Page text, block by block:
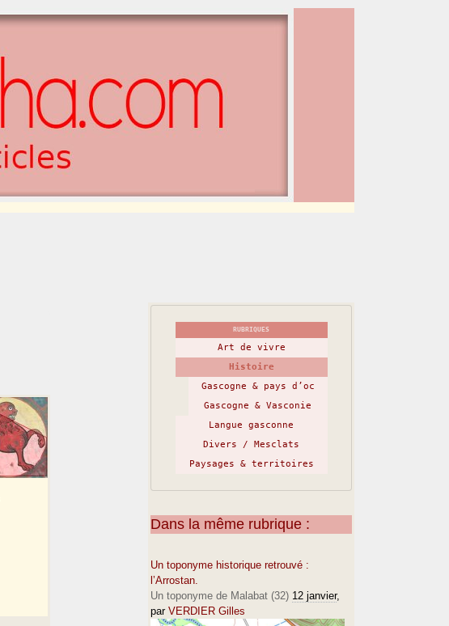
RUBRIQUES
Art de vivre
Histoire
Gascogne & pays d’oc
Gascogne & Vasconie
Langue gasconne
Divers / Mesclats
Paysages & territoires
Dans la même rubrique :
Un toponyme historique retrouvé :
l’Arrostan.
Un toponyme de Malabat (32) 12 janvier,
par VERDIER Gilles